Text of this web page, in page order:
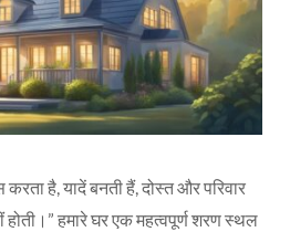
करता है, यादें बनती हैं, दोस्त और परिवार
हमारे घर एक महत्वपूर्ण शरण स्थल